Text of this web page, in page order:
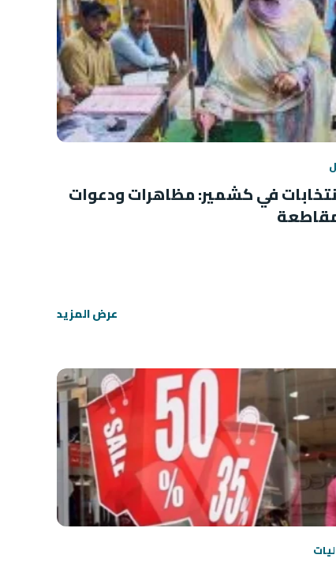
في كشمير: مظاهرات ودعوات
عرض المزيد